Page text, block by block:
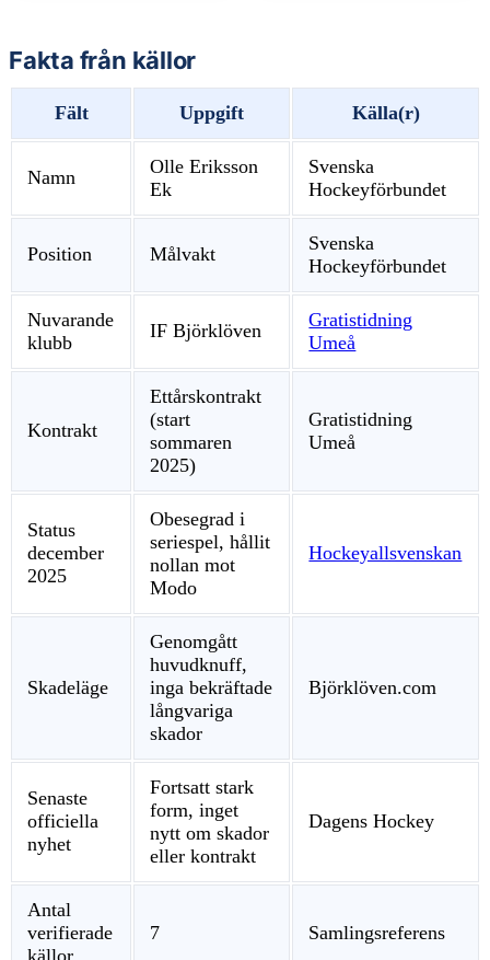
Fakta från källor
Fält Uppgift Källa(r)
Namn
Olle Eriksson
Ek
Svenska
Hockeyförbundet
Position Målvakt
Svenska
Hockeyförbundet
Nuvarande
klubb
IF Björklöven
Gratistidning
Umeå
Kontrakt
Ettårskontrakt
(start
sommaren
2025)
Gratistidning
Umeå
Status
december
2025
Obesegrad i
seriespel, hållit
nollan mot
Modo
Hockeyallsvenskan
Skadeläge
Genomgått
huvudknuff,
inga bekräftade
långvariga
skador
Björklöven.com
Senaste
officiella
nyhet
Fortsatt stark
form, inget
nytt om skador
eller kontrakt
Dagens Hockey
Antal
verifierade
källor
7 Samlingsreferens